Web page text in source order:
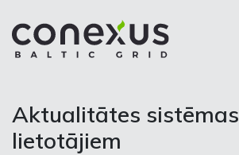
Aktualitātes sistēmas
lietotājiem